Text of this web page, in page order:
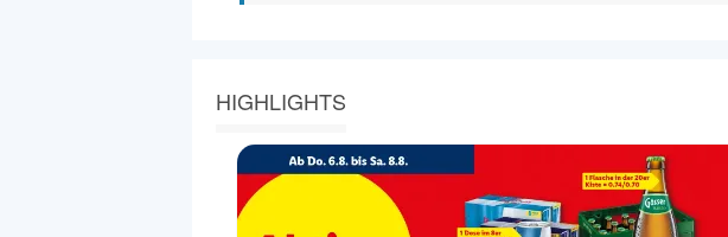
HIGHLIGHTS